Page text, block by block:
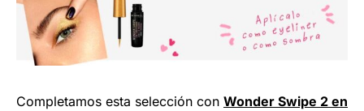
Completamos esta selección con Wonder Swipe 2 en